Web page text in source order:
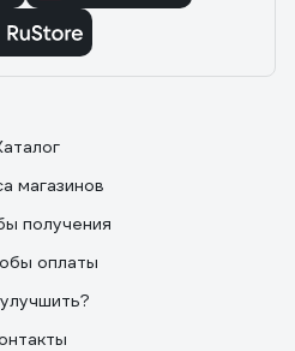
магазинов
получения
оплаты